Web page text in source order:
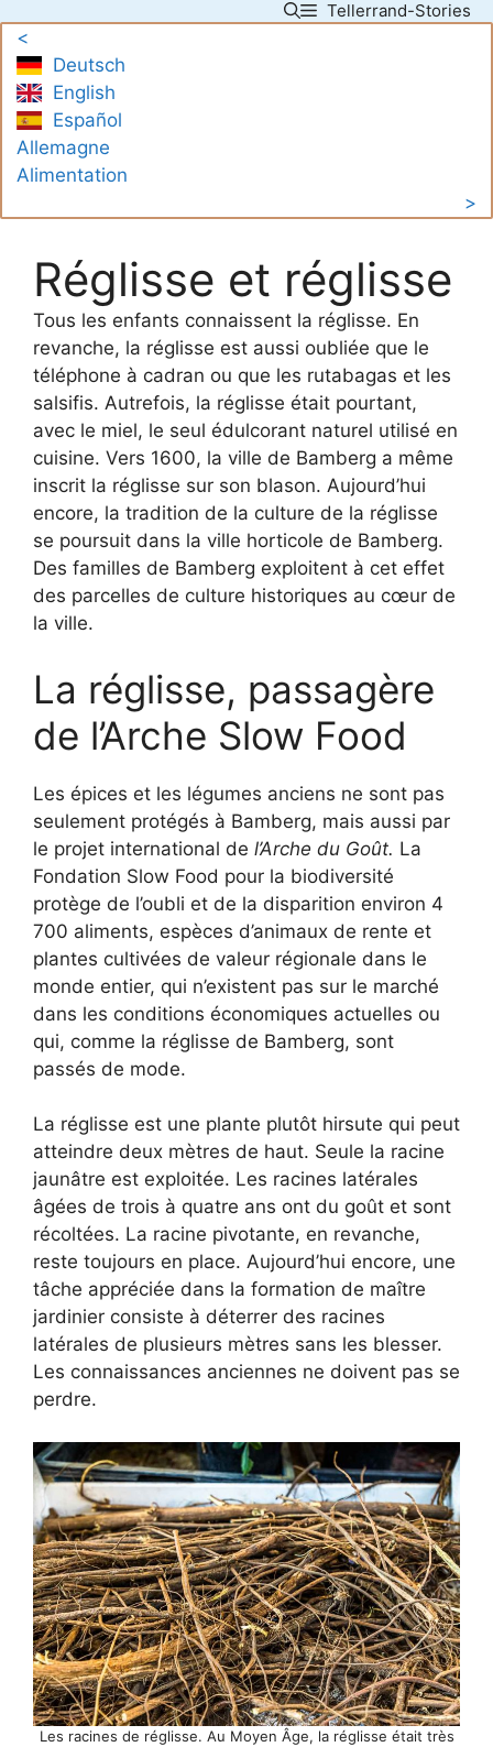
content
Tellerrand-Stories
<
Deutsch
English
Español
Allemagne
Alimentation
>
Réglisse et réglisse
Tous les enfants connaissent la réglisse. En
revanche, la réglisse est aussi oubliée que le
téléphone à cadran ou que les rutabagas et les
salsifis. Autrefois, la réglisse était pourtant,
avec le miel, le seul édulcorant naturel utilisé en
cuisine. Vers 1600, la ville de Bamberg a même
inscrit la réglisse sur son blason. Aujourd’hui
encore, la tradition de la culture de la réglisse
se poursuit dans la ville horticole de Bamberg.
Des familles de Bamberg exploitent à cet effet
des parcelles de culture historiques au cœur de
la ville.
La réglisse, passagère
de l’Arche Slow Food
Les épices et les légumes anciens ne sont pas
seulement protégés à Bamberg, mais aussi par
le projet international de l’Arche du Goût. La
Fondation Slow Food pour la biodiversité
protège de l’oubli et de la disparition environ 4
700 aliments, espèces d’animaux de rente et
plantes cultivées de valeur régionale dans le
monde entier, qui n’existent pas sur le marché
dans les conditions économiques actuelles ou
qui, comme la réglisse de Bamberg, sont
passés de mode.
La réglisse est une plante plutôt hirsute qui peut
atteindre deux mètres de haut. Seule la racine
jaunâtre est exploitée. Les racines latérales
âgées de trois à quatre ans ont du goût et sont
récoltées. La racine pivotante, en revanche,
reste toujours en place. Aujourd’hui encore, une
tâche appréciée dans la formation de maître
jardinier consiste à déterrer des racines
latérales de plusieurs mètres sans les blesser.
Les connaissances anciennes ne doivent pas se
perdre.
Les racines de réglisse. Au Moyen Âge, la réglisse était très